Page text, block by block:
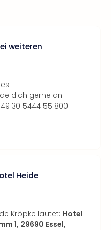
weiteren
dich gerne an
30 5444 55 800
Heide
Kröpke lautet: Hotel
1, 29690 Essel,